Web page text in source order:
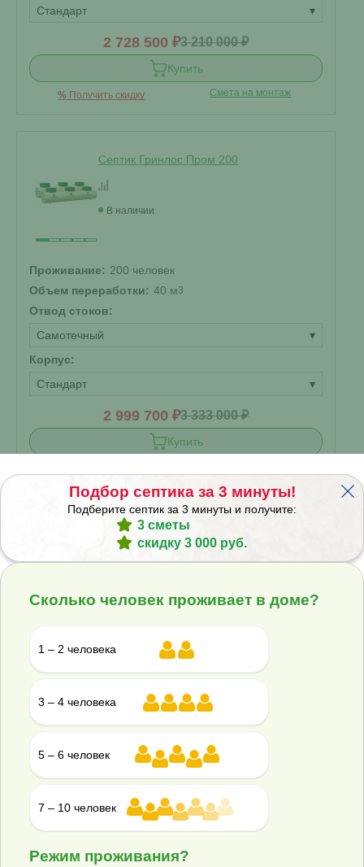
Стандарт
▾
2 728 500 ₽3 210 000 ₽
Купить
% Получить скидку Смета на монтаж
Септик Гринлос Пром 200
В наличии
Проживание: 200 человек
Объем переработки: 40 м3
Отвод стоков:
Самотечный
▾
Корпус:
Стандарт
▾
2 999 700 ₽3 333 000 ₽
Купить
Септик Гринлос Пром 200 пр
Проживание:
200 человек
Объем переработки:
Самотечный
Стандарт
Купить
Подбор септика за 3 минуты!
Подберите септик за 3 минуты и получите:
3 сметы
скидку 3 000 руб.
Сколько человек проживает в доме?
1 – 2 человека
3 – 4 человека
5 – 6 человек
7 – 10 человек
Режим проживания?